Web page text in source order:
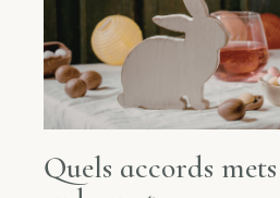
Quels accords